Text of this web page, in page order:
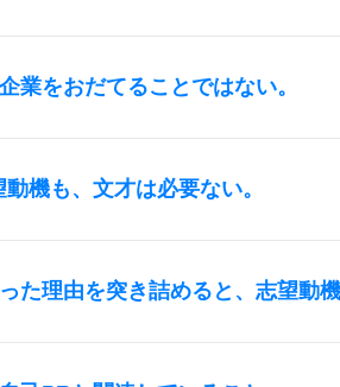
業をおだてることではない。
機も、文才は必要ない。
た理由を突き詰めると、志望動機